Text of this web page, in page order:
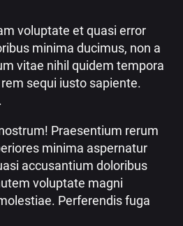
voluptate et quasi error
minima ducimus, non a
vitae nihil quidem tempora
sequi iusto sapiente.
Praesentium rerum
minima aspernatur
accusantium doloribus
voluptate magni
Perferendis fuga